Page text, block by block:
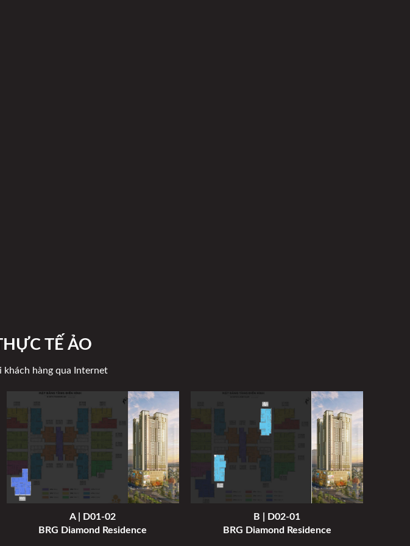
TẾ ẢO
khách hàng qua Internet
A | D01-02
BRG Diamond Residence
B | D02-01
BRG Diamond Residence